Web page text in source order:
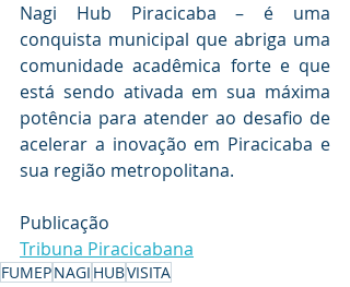
Nagi Hub Piracicaba – é uma
conquista municipal que abriga uma
comunidade acadêmica forte e que
está sendo ativada em sua máxima
potência para atender ao desafio de
acelerar a inovação em Piracicaba e
sua região metropolitana.
Publicação
Tribuna Piracicabana
FUMEPNAGI HUBVISITA